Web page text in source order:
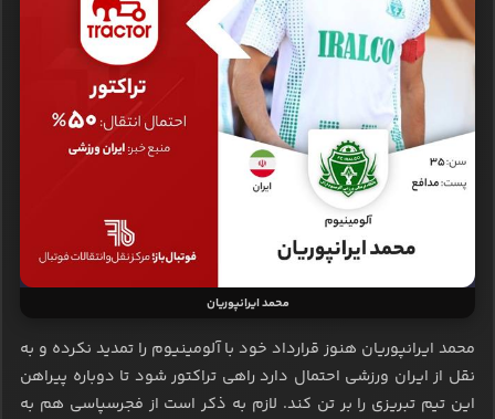
محمد ایرانپوریان
محمد ایرانپوریان هنوز قرارداد خود با آلومینیوم را تمدید نکرده و به
نقل از ایران ورزشی احتمال دارد راهی تراکتور شود تا دوباره پیراهن
این تیم تبریزی را بر تن کند. لازم به ذکر است از فجرسپاسی هم به